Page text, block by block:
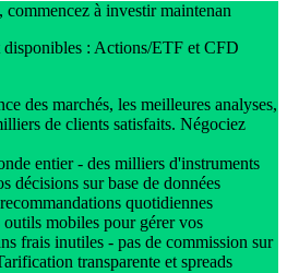
à investir maintenan
disponibles : Actions/ETF et CFD
des marchés, les meilleures analyses,
de clients satisfaits. Négociez
entier - des milliers d'instruments
décisions sur base de données
quotidiennes
outils mobiles pour gérer vos
frais inutiles - pas de commission sur
transparente et spreads